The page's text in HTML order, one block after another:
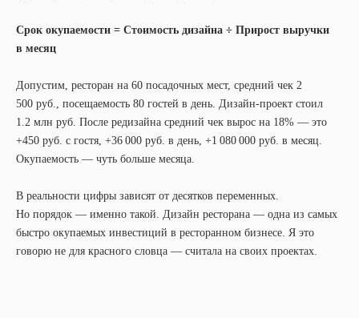
Срок окупаемости = Стоимость дизайна ÷ Прирост выручки
в месяц
Допустим, ресторан на 60 посадочных мест, средний чек 2
500 руб., посещаемость 80 гостей в день. Дизайн-проект стоил
1.2 млн руб. После редизайна средний чек вырос на 18% — это
+450 руб. с гостя, +36 000 руб. в день, +1 080 000 руб. в месяц.
Окупаемость — чуть больше месяца.
В реальности цифры зависят от десятков переменных.
Но порядок — именно такой. Дизайн ресторана — одна из самых
быстро окупаемых инвестиций в ресторанном бизнесе. Я это
говорю не для красного словца — считала на своих проектах.